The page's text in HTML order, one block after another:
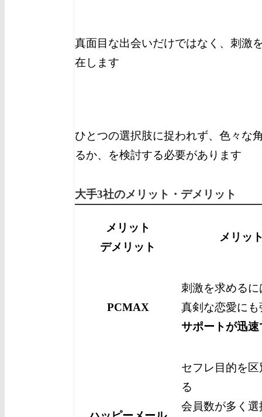
真面目な出会いだけではなく、刺激
在します
ひとつの選択肢に捉われず、色々な
るか、を検討する必要があります
大手3社のメリット・デメリット
メリット
デメリット
メリッ
PCMAX
刺激を求めるに
真剣な恋愛にも
サポートが迅速
セフレ目的を区
る
会員数が多く選